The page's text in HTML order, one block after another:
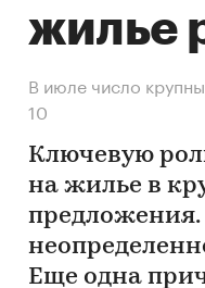
жилье
В июле число
10
Ключевую
на жилье в
предложения.
Еще одна